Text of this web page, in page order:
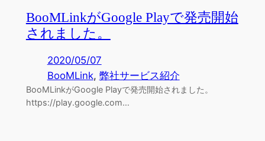
BooMLinkがGoogle Playで発売開始
されました。
2020/05/07
BooMLink, 弊社サービス紹介
BooMLinkがGoogle Playで発売開始されました。
https://play.google.com…